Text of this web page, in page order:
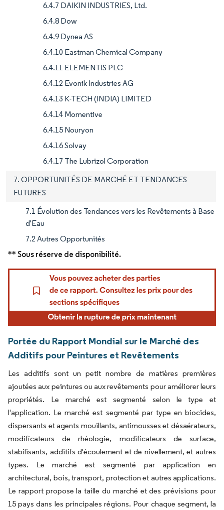
6.4.7 DAIKIN INDUSTRIES, Ltd.
6.4.8 Dow
6.4.9 Dynea AS
6.4.10 Eastman Chemical Company
6.4.11 ELEMENTIS PLC
6.4.12 Evonik Industries AG
6.4.13 K-TECH (INDIA) LIMITED
6.4.14 Momentive
6.4.15 Nouryon
6.4.16 Solvay
6.4.17 The Lubrizol Corporation
7. OPPORTUNITÉS DE MARCHÉ ET TENDANCES
FUTURES
7.1 Évolution des Tendances vers les Revêtements à Base
d'Eau
7.2 Autres Opportunités
** Sous réserve de disponibilité.
Portée du Rapport Mondial sur le Marché des
Additifs pour Peintures et Revêtements
Les additifs sont un petit nombre de matières premières
ajoutées aux peintures ou aux revêtements pour améliorer leurs
propriétés. Le marché est segmenté selon le type et
l'application. Le marché est segmenté par type en biocides,
dispersants et agents mouillants, antimousses et désaérateurs,
modificateurs de rhéologie, modificateurs de surface,
stabilisants, additifs d'écoulement et de nivellement, et autres
types. Le marché est segmenté par application en
architectural, bois, transport, protection et autres applications.
Le rapport propose la taille du marché et des prévisions pour
15 pays dans les principales régions. Pour chaque segment, la